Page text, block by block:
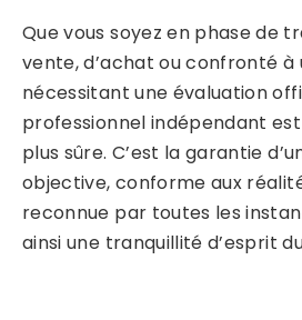
Que vous soyez en phase de
vente, d’achat ou confronté à
nécessitant une évaluation
professionnel indépendant
plus sûre. C’est la garantie
objective, conforme aux
reconnue par toutes les
ainsi une tranquillité d’esprit